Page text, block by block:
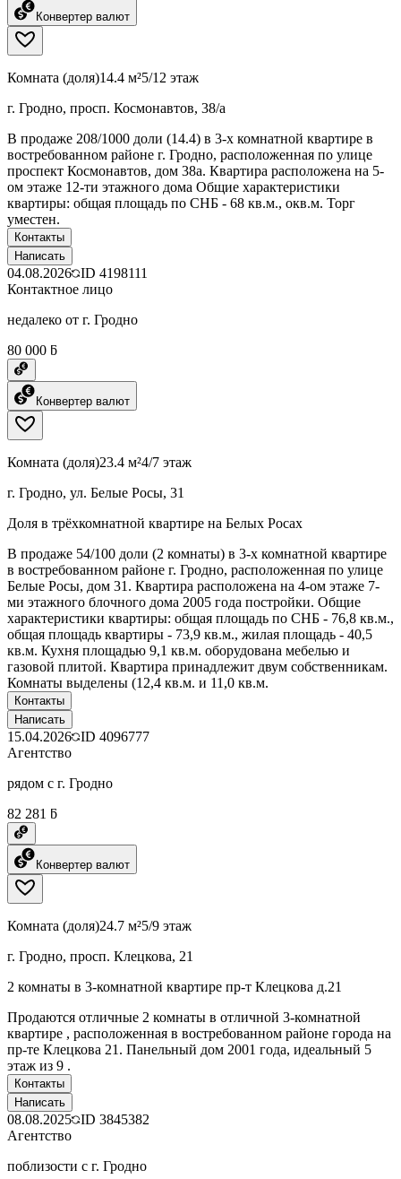
Конвертер валют
Комната (доля)14.4 м²5/12 этаж
г. Гродно, просп. Космонавтов, 38/а
В продаже 208/1000 доли (14.4) в 3-х комнатной квартире в
востребованном районе г. Гродно, расположенная по улице
проспект Космонавтов, дом 38а. Квартира расположена на 5-
ом этаже 12-ти этажного дома Общие характеристики
квартиры: общая площадь по СНБ - 68 кв.м., окв.м. Торг
уместен.
Контакты
Написать
04.08.2026 ID 4198111
Контактное лицо
недалеко от г. Гродно
80 000 ƃ
Конвертер валют
Комната (доля)23.4 м²4/7 этаж
г. Гродно, ул. Белые Росы, 31
Доля в трёхкомнатной квартире на Белых Росах
В продаже 54/100 доли (2 комнаты) в 3-х комнатной квартире
в востребованном районе г. Гродно, расположенная по улице
Белые Росы, дом 31. Квартира расположена на 4-ом этаже 7-
ми этажного блочного дома 2005 года постройки. Общие
характеристики квартиры: общая площадь по СНБ - 76,8 кв.м.,
общая площадь квартиры - 73,9 кв.м., жилая площадь - 40,5
кв.м. Кухня площадью 9,1 кв.м. оборудована мебелью и
газовой плитой. Квартира принадлежит двум собственникам.
Комнаты выделены (12,4 кв.м. и 11,0 кв.м.
Контакты
Написать
15.04.2026 ID 4096777
Агентство
рядом с г. Гродно
82 281 ƃ
Конвертер валют
Комната (доля)24.7 м²5/9 этаж
г. Гродно, просп. Клецкова, 21
2 комнаты в 3-комнатной квартире пр-т Клецкова д.21
Продаются отличные 2 комнаты в отличной 3-комнатной
квартире , расположенная в востребованном районе города на
пр-те Клецкова 21. Панельный дом 2001 года, идеальный 5
этаж из 9 .
Контакты
Написать
08.08.2025 ID 3845382
Агентство
поблизости с г. Гродно